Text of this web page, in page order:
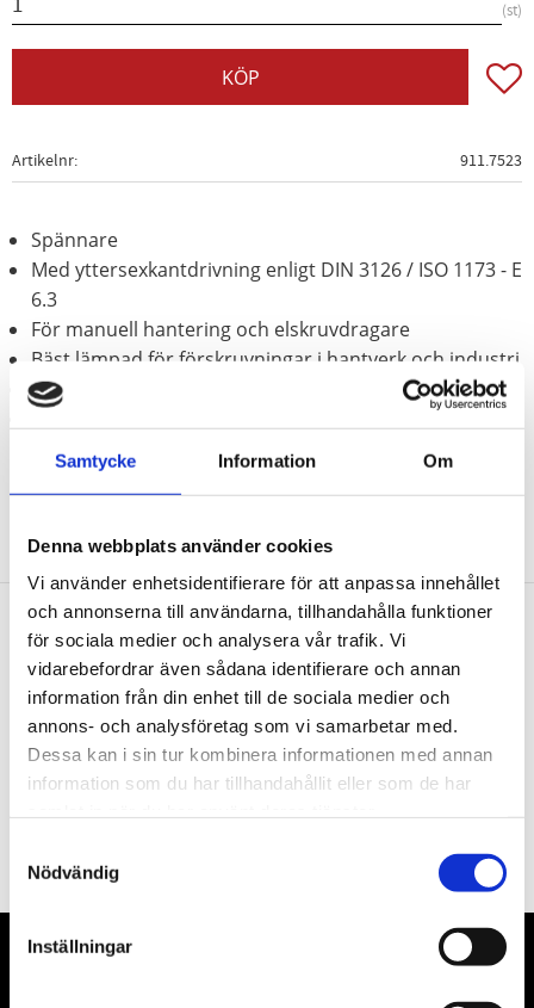
Samtycke Information Om
Denna webbplats använder cookies
Vi använder enhetsidentifierare för att anpassa innehållet
och annonserna till användarna, tillhandahålla funktioner
för sociala medier och analysera vår trafik. Vi
vidarebefordrar även sådana identifierare och annan
information från din enhet till de sociala medier och
annons- och analysföretag som vi samarbetar med.
Dessa kan i sin tur kombinera informationen med annan
information som du har tillhandahållit eller som de har
Nödvändig
Inställningar
st
KÖP
Artikelnr 911.7523
Spännare
Med yttersexkantdrivning enligt DIN 3126 / ISO 1173 - E
6.3
För manuell hantering och elskruvdragare
Bäst lämpad för förskruvningar i hantverk och industri
Förnicklad
Nyhetsbrev
PRENUMERERA